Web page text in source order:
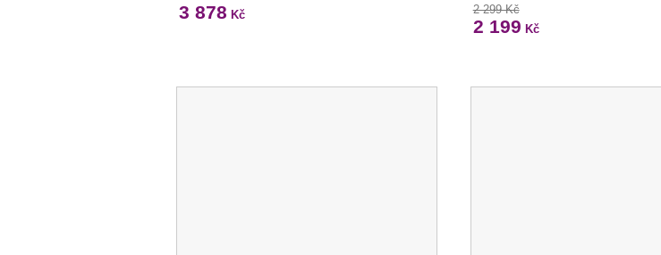
3 878 Kč 2 299 Kč
2 199 Kč